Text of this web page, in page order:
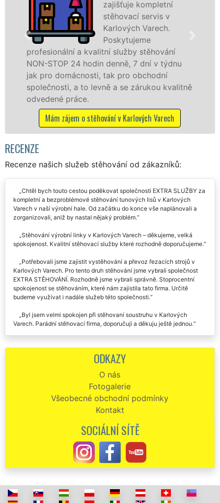
Varech.
stěhování
dní v týdnu
kvalitně
technikou. Tyto služby
domácnostem i firmám v
Karlovy Vary se zárukou
sítě EXTRA STĚHOVÁNÍ.
bez příplatků.
Mám zájem o stěhovací služby v
RECENZE
Recenze našich služeb stěhování od zákazníků:
Chtěl bych touto cestou poděkovat společnosti EXTRA SLUŽBY za
kompletní a bezproblémové stěhování tunových lisů v Karlových
Varech v naší výrobní hale. Od začátku do konce vše naplánovali a
Stěhování výrobní linky v Karlových Varech – děkujeme, velká
Potřebovali jsme zajistit vystěhování a převoz řezacích strojů v
Karlových Varech. Pro tento druh stěhování jsme vybrali společnost
EXTRA STĚHOVÁNÍ. Rozhodně jsme vybrali správně. Stoprocentní
spokojenost se stěhováním, které nám zajistila tato firma. Určitě
Byl jsem velmi spokojen při stěhovaní soustruhu v Karlových
Varech. Parádní stěhovací firma, doporučuji a děkuju ještě jednou.
ODKAZY
O nás
Fotogalerie
Všeobecné obchodní podmínky
Kontakt
SOCIÁLNÍ SÍTĚ